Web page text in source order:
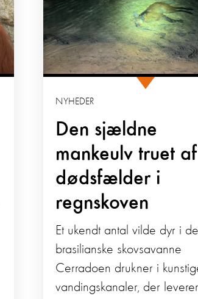
Den sjældne
mankeulv truet af
dødsfælder i
regnskoven
NYHEDER
Et ukendt antal vilde dyr i
brasilianske skovsavanne
Cerradoen drukner i
vandingskanaler, der